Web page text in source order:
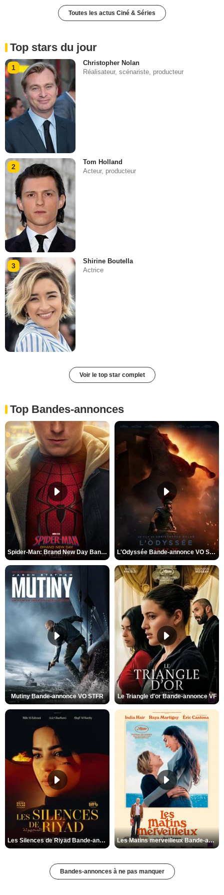
Toutes les actus Ciné & Séries
Top stars du jour
1
Christopher Nolan
Réalisateur, scénariste, producteur
2
Tom Holland
Acteur, producteur
3
Shirine Boutella
Actrice
Voir le top star complet
Top Bandes-annonces
Spider-Man: Brand New Day Bande-annonce VO STFR L'Odyssée Bande-annonce VO STFR
Mutiny Bande-annonce VO STFR Le Triangle d'or Bande-annonce VF
Les Silences de Riyad Bande-annonce VO STFR Les Matins merveilleux Bande-annonce VF
Bandes-annonces à ne pas manquer